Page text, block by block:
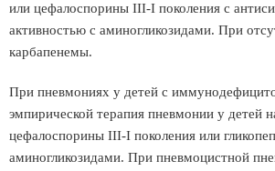
или цефалоспорины ІІІ-І поколения с
активностью с аминогликозидами. При
карбапенемы.
При пневмониях у детей с
эмпирической терапия пневмонии у детей
цефалоспорины ІІІ-І поколения или
аминогликозидами. При пневмоцистной